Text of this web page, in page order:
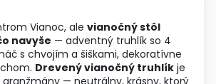
p
r
v
k
n
i
e
Vianoc, ale vianočný stôl
navyše — adventný truhlík so 4
s chvojím a šiškami, dekoratívne
Drevený vianočný truhlík je
— neutrálny, krásny, ktorý